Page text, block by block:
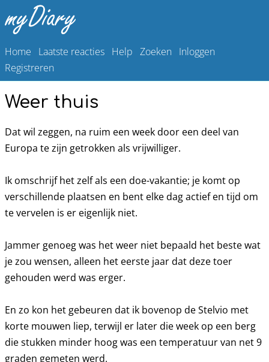
Home Laatste reacties Help Zoeken Inloggen
Registreren
Weer thuis
Dat wil zeggen, na ruim een week door een deel van
Europa te zijn getrokken als vrijwilliger.
Ik omschrijf het zelf als een doe-vakantie; je komt op
verschillende plaatsen en bent elke dag actief en tijd om
te vervelen is er eigenlijk niet.
Jammer genoeg was het weer niet bepaald het beste wat
je zou wensen, alleen het eerste jaar dat deze toer
gehouden werd was erger.
En zo kon het gebeuren dat ik bovenop de Stelvio met
korte mouwen liep, terwijl er later die week op een berg
die stukken minder hoog was een temperatuur van net 9
graden gemeten werd.